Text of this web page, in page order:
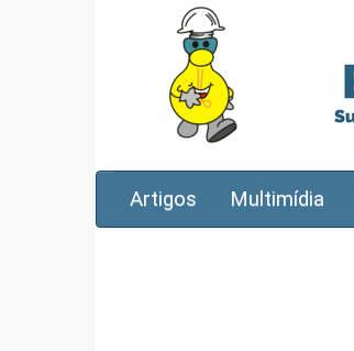
Artigos Multimídia